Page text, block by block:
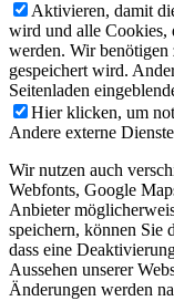
Aktivieren, damit
wird und alle Cookies,
werden. Wir
gespeichert wird.
Seitenladen
Hier klicken, um
Andere externe Dienste
Wir nutzen auch
Webfonts, Google
Anbieter
speichern, können Sie
dass eine
Aussehen unserer
Änderungen werden